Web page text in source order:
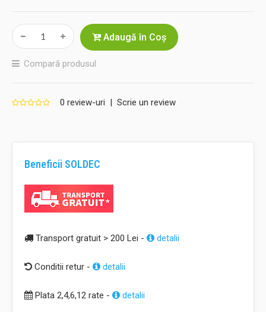
Adaugă în Coş
Compară produsul
0 review-uri | Scrie un review
Beneficii SOLDEC
Transport gratuit > 200 Lei - detalii
Conditii retur - detalii
Plata 2,4,6,12 rate - detalii